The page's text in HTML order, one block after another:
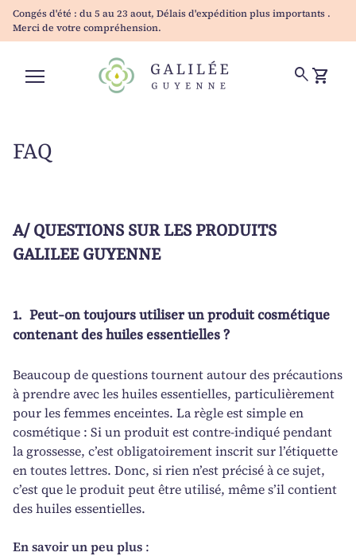
Skip to content
Congés d'été : du 5 au 23 aout, Délais d'expédition plus importants .
Merci de votre compréhension.
Navigation mobile
Accueil
search Voir
shopping_cart
FAQ
A/ QUESTIONS SUR LES PRODUITS
GALILEE GUYENNE
1. Peut-on toujours utiliser un produit cosmétique
contenant des huiles essentielles ?
Beaucoup de questions tournent autour des précautions
à prendre avec les huiles essentielles, particulièrement
pour les femmes enceintes. La règle est simple en
cosmétique : Si un produit est contre-indiqué pendant
la grossesse, c’est obligatoirement inscrit sur l’étiquette
en toutes lettres. Donc, si rien n’est précisé à ce sujet,
c’est que le produit peut être utilisé, même s’il contient
des huiles essentielles.
En savoir un peu plus :